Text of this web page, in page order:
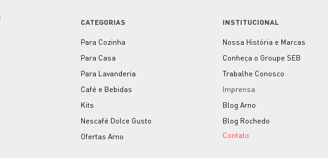
CATEGORIAS
Para Cozinha
Para Casa
Para Lavanderia
Café e Bebidas
Kits
Nescafé Dolce Gusto
Ofertas Arno
INSTITUCIONAL
Nossa História e Marcas
Conheça o Groupe SEB
Trabalhe Conosco
Imprensa
Blog Arno
Blog Rochedo
Contato